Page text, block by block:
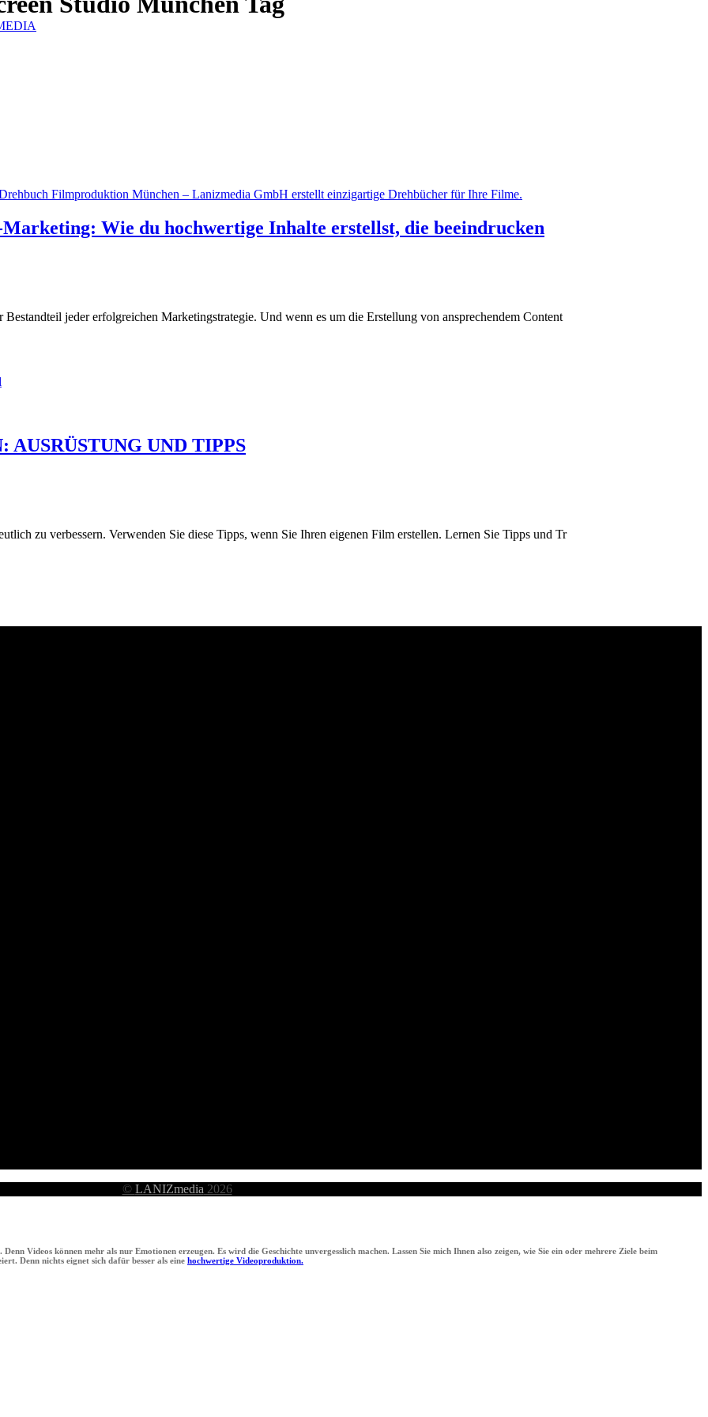
Wie du hochwertige Inhalte erstellst, die beeindrucken
jeder erfolgreichen Marketingstrategie. Und wenn es um die Erstellung von ansprechendem Content
UND TIPPS
zu verbessern. Verwenden Sie diese Tipps, wenn Sie Ihren eigenen Film erstellen. Lernen Sie Tipps und Tr
© LANIZmedia 2026
Videos können mehr als nur Emotionen erzeugen. Es wird die Geschichte unvergesslich machen. Lassen Sie mich Ihnen also zeigen, wie Sie ein oder mehrere Ziele beim
Denn nichts eignet sich dafür besser als eine hochwertige Videoproduktion.